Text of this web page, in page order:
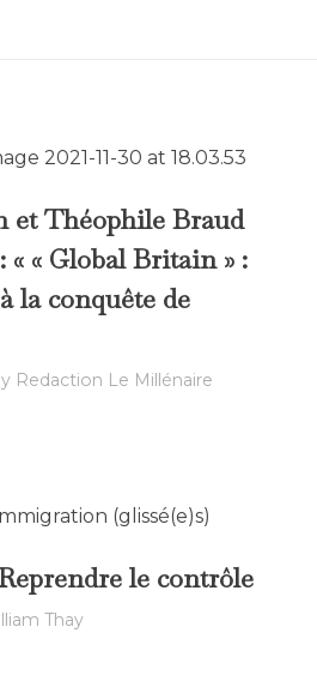
et Théophile Braud
« Global Britain » :
la conquête de
Redaction Le Millénaire
le contrôle
Thay